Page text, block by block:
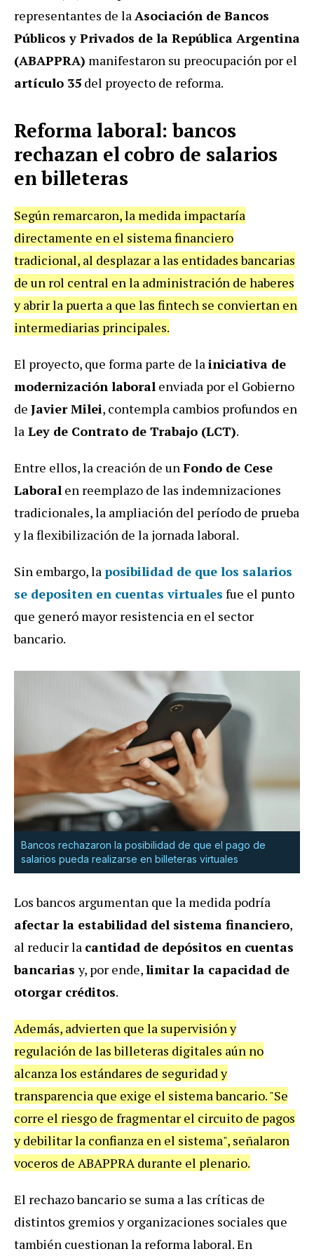
representantes de laAsociación de Bancos
Públicos y Privados de la República Argentina
(ABAPPRA) manifestaron su preocupación por el
artículo 35 del proyecto de reforma.
Reforma laboral: bancos
rechazan el cobro de salarios
en billeteras
Según remarcaron, la medida impactaría
directamente en el sistema financiero
tradicional, al desplazar a las entidades bancarias
de un rol central en la administración de haberes
y abrir la puerta a que las fintech se conviertan en
intermediarias principales.
El proyecto, que forma parte de lainiciativa de
modernización laboral enviada por el Gobierno
de Javier Milei, contempla cambios profundos en
la Ley de Contrato de Trabajo (LCT).
Entre ellos, la creación de unFondo de Cese
Laboral en reemplazo de las indemnizaciones
tradicionales, la ampliación del período de prueba
y la flexibilización de la jornada laboral.
Sin embargo, laposibilidad de que los salarios
se depositen en cuentas virtuales fue el punto
que generó mayor resistencia en el sector
bancario.
Bancos rechazaron la posibilidad de que el pago de
salarios pueda realizarse en billeteras virtuales
Los bancos argumentan que la medida podría
afectar la estabilidad del sistema financiero,
al reducir la cantidad de depósitos en cuentas
bancariasy, por ende,limitar la capacidad de
otorgar créditos.
Además, advierten que la supervisión y
regulación de las billeteras digitales aún no
alcanza los estándares de seguridad y
transparencia que exige el sistema bancario. "Se
corre el riesgo de fragmentar el circuito de pagos
y debilitar la confianza en el sistema", señalaron
voceros de ABAPPRA durante el plenario.
El rechazo bancario se suma a las críticas de
distintos gremios y organizaciones sociales que
también cuestionan la reforma laboral. En